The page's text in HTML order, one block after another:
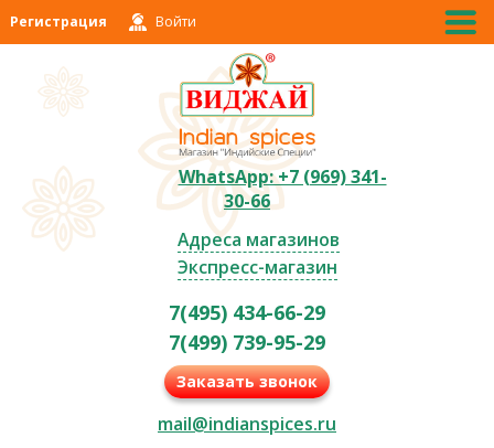
Регистрация Войти
WhatsApp: +7 (969) 341-
30-66
Адреса магазинов
Экспресс-магазин
7(495) 434-66-29
7(499) 739-95-29
Заказать звонок
mail@indianspices.ru